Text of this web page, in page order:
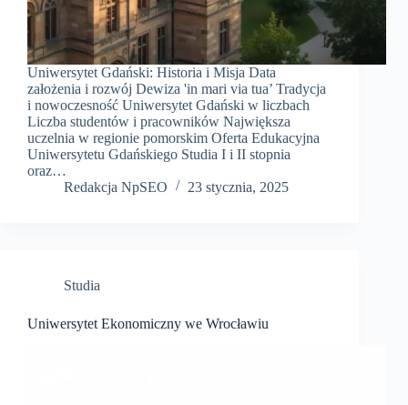
Uniwersytet Gdański: Historia i Misja Data
założenia i rozwój Dewiza 'in mari via tua’ Tradycja
i nowoczesność Uniwersytet Gdański w liczbach
Liczba studentów i pracowników Największa
uczelnia w regionie pomorskim Oferta Edukacyjna
Uniwersytetu Gdańskiego Studia I i II stopnia
oraz…
Redakcja NpSEO
23 stycznia, 2025
Studia
Uniwersytet Ekonomiczny we Wrocławiu